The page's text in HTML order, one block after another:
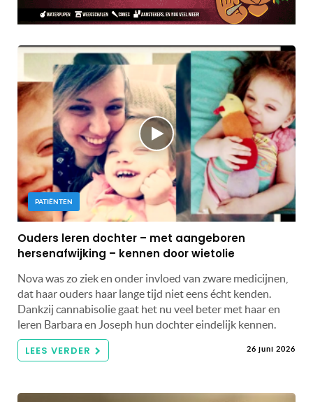
PATIËNTEN
Ouders leren dochter – met aangeboren
hersenafwijking – kennen door wietolie
Nova was zo ziek en onder invloed van zware medicijnen,
dat haar ouders haar lange tijd niet eens écht kenden.
Dankzij cannabisolie gaat het nu veel beter met haar en
leren Barbara en Joseph hun dochter eindelijk kennen.
LEES VERDER 26 juni 2026